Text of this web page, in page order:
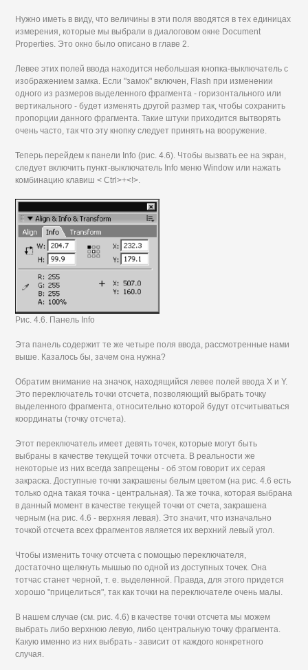
Нужно иметь в виду, что величины в эти поля вводятся в тех единицах
измерения, которые мы выбрали в диалоговом окне Document
Properties. Это окно было описано в главе 2.
Левее этих полей ввода находится небольшая кнопка-выключатель с
изображением замка. Если "замок" включен, Flash при изменении
одного из размеров выделенного фрагмента - горизонтального или
вертикального - будет изменять другой размер так, чтобы сохранить
пропорции данного фрагмента. Такие штуки приходится вытворять
очень часто, так что эту кнопку следует принять на вооружение.
Теперь перейдем к панели Info (рис. 4.6). Чтобы вызвать ее на экран,
следует включить пункт-выключатель Info меню Window или нажать
комбинацию клавиш < Ctrl>+<!>.
Рис. 4.6. Панель Info
Эта панель содержит те же четыре поля ввода, рассмотренные нами
выше. Казалось бы, зачем она нужна?
Обратим внимание на значок, находящийся левее полей ввода X и Y.
Это переключатель точки отсчета, позволяющий выбрать точку
выделенного фрагмента, относительно которой будут отсчитываться
координаты (точку отсчета).
Этот переключатель имеет девять точек, которые могут быть
выбраны в качестве текущей точки отсчета. В реальности же
некоторые из них всегда запрещены - об этом говорит их серая
закраска. Доступные точки закрашены белым цветом (на рис. 4.6 есть
только одна такая точка - центральная). Та же точка, которая выбрана
в данный момент в качестве текущей точки от счета, закрашена
черным (на рис. 4.6 - верхняя левая). Это значит, что изначально
точкой отсчета всех фрагментов является их верхний левый угол.
Чтобы изменить точку отсчета с помощью переключателя,
достаточно щелкнуть мышью по одной из доступных точек. Она
тотчас станет черной, т. е. выделенной. Правда, для этого придется
хорошо "прицелиться", так как точки на переключателе очень малы.
В нашем случае (см. рис. 4.6) в качестве точки отсчета мы можем
выбрать либо верхнюю левую, либо центральную точку фрагмента.
Какую именно из них выбрать - зависит от каждого конкретного
случая.